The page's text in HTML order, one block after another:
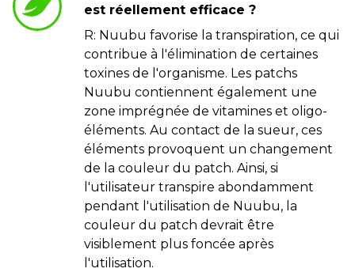
est réellement efficace ?
R: Nuubu favorise la transpiration, ce qui
contribue à l'élimination de certaines
toxines de l'organisme. Les patchs
Nuubu contiennent également une
zone imprégnée de vitamines et oligo-
éléments. Au contact de la sueur, ces
éléments provoquent un changement
de la couleur du patch. Ainsi, si
l'utilisateur transpire abondamment
pendant l'utilisation de Nuubu, la
couleur du patch devrait être
visiblement plus foncée après
l'utilisation.